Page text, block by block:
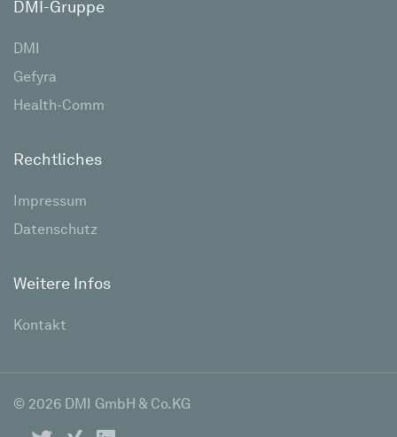
DMI-Gruppe
DMI
Gefyra
Health-Comm
Rechtliches
Impressum
Datenschutz
Weitere Infos
Kontakt
© 2026 DMI GmbH & Co.KG